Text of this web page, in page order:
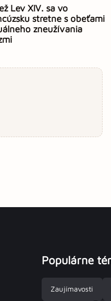
Lev XIV. sa vo
stretne s obeťami
zneužívania
Populárne
Zaujímavosti